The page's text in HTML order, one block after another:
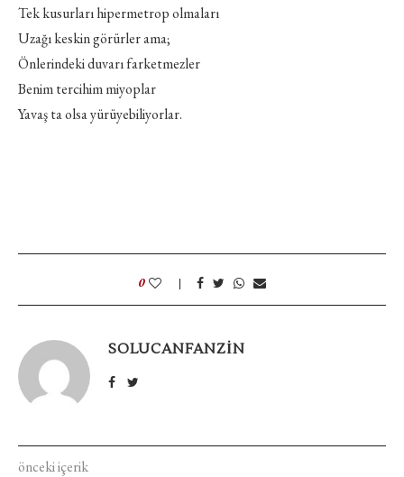
Tek kusurları hipermetrop olmaları
Uzağı keskin görürler ama;
Önlerindeki duvarı farketmezler
Benim tercihim miyoplar
Yavaş ta olsa yürüyebiliyorlar.
0
SOLUCANFANZIN
önceki içerik